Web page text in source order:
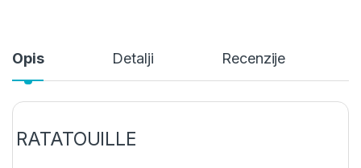
Opis Detalji Recenzije
RATATOUILLE